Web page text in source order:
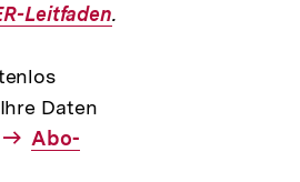
Leitfaden.
Daten
Interner
Abo-